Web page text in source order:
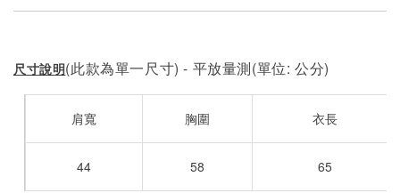
尺寸說明(此款為單一尺寸) - 平放量測(單位: 公分)
肩寬 胸圍 衣長
44 58 65